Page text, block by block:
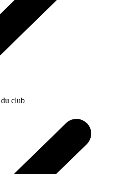
du club